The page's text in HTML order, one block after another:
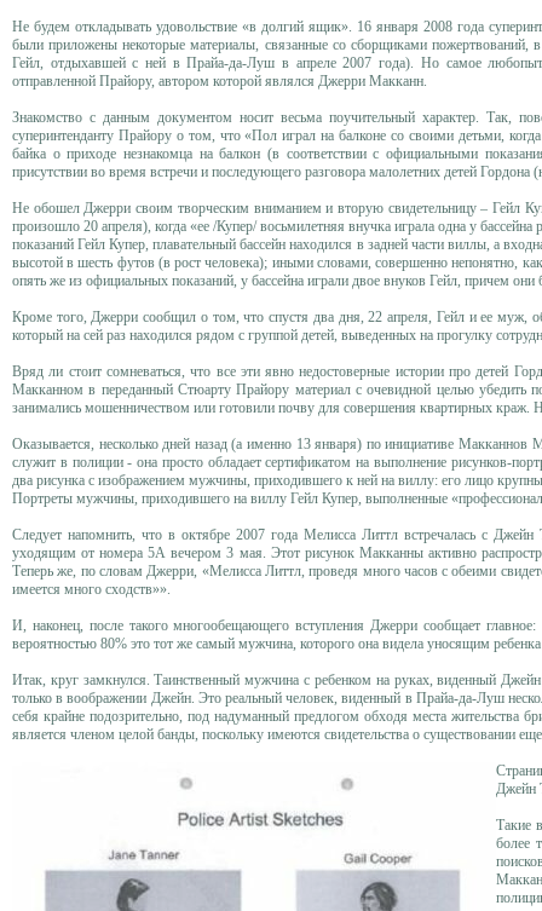
Не будем откладывать удовольствие «в долгий ящик». 16 января 2008 года
были приложены некоторые материалы, связанные со сборщиками
Гейл, отдыхавшей с ней в Прайа-да-Луш в апреле 2007 года). Но самое
отправленной Прайору, автором которой являлся Джерри Макканн.
Знакомство с данным документом носит весьма поучительный характер. Так,
суперинтенданту Прайору о том, что «Пол играл на балконе со своими детьми,
байка о приходе незнакомца на балкон (в соответствии с официальными
присутствии во время встречи и последующего разговора малолетних детей
Не обошел Джерри своим творческим вниманием и вторую свидетельницу – Гейл
произошло 20 апреля), когда «ее /Купер/ восьмилетняя внучка играла одна у
показаний Гейл Купер, плавательный бассейн находился в задней части виллы, а
высотой в шесть футов (в рост человека); иными словами, совершенно непонятно,
опять же из официальных показаний, у бассейна играли двое внуков Гейл, причем
Кроме того, Джерри сообщил о том, что спустя два дня, 22 апреля, Гейл и ее муж,
который на сей раз находился рядом с группой детей, выведенных на прогулку
Вряд ли стоит сомневаться, что все эти явно недостоверные истории про детей
Макканном в переданный Стюарту Прайору материал с очевидной целью
занимались мошенничеством или готовили почву для совершения квартирных
Оказывается, несколько дней назад (а именно 13 января) по инициативе Макканнов
служит в полиции - она просто обладает сертификатом на выполнение рисунков-
два рисунка с изображением мужчины, приходившего к ней на виллу: его лицо
Портреты мужчины, приходившего на виллу Гейл Купер, выполненные
Следует напомнить, что в октябре 2007 года Мелисса Литтл встречалась с
уходящим от номера 5А вечером 3 мая. Этот рисунок Макканны активно
Теперь же, по словам Джерри, «Мелисса Литтл, проведя много часов с обеими
имеется много сходств»».
И, наконец, после такого многообещающего вступления Джерри сообщает
вероятностью 80% это тот же самый мужчина, которого она видела уносящим
Итак, круг замкнулся. Таинственный мужчина с ребенком на руках, виденный
только в воображении Джейн. Это реальный человек, виденный в Прайа-да-Луш
себя крайне подозрительно, под надуманный предлогом обходя места жительства
является членом целой банды, поскольку имеются свидетельства о существовании
Джейн
Такие
более